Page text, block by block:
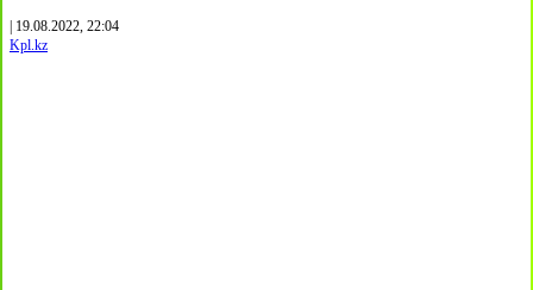
| 19.08.2022, 22:04
Kpl.kz